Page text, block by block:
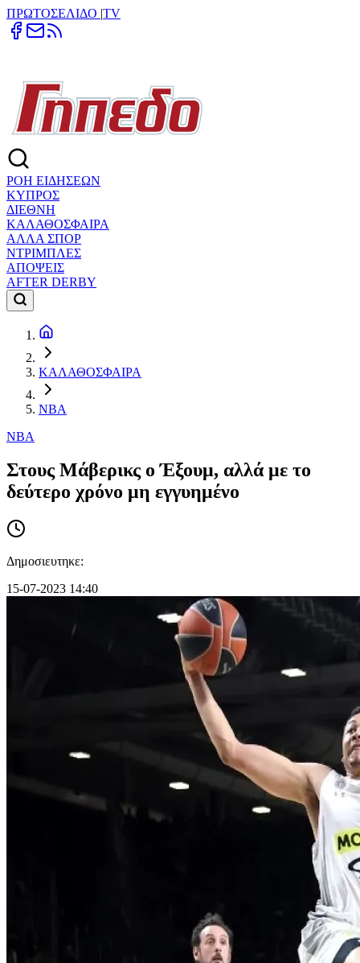
ΠΡΩΤΟΣΕΛΙΔΟ |TV
ΡΟΗ ΕΙΔΗΣΕΩΝ
ΚΥΠΡΟΣ
ΔΙΕΘΝΗ
ΚΑΛΑΘΟΣΦΑΙΡΑ
ΑΛΛΑ ΣΠΟΡ
ΝΤΡΙΜΠΛΕΣ
ΑΠΟΨΕΙΣ
AFTER DERBY
ΚΑΛΑΘΟΣΦΑΙΡΑ
NBA
NBA
Στους Μάβερικς ο Έξουμ, αλλά με το
δεύτερο χρόνο μη εγγυημένο
Δημοσιευτηκε:
15-07-2023 14:40